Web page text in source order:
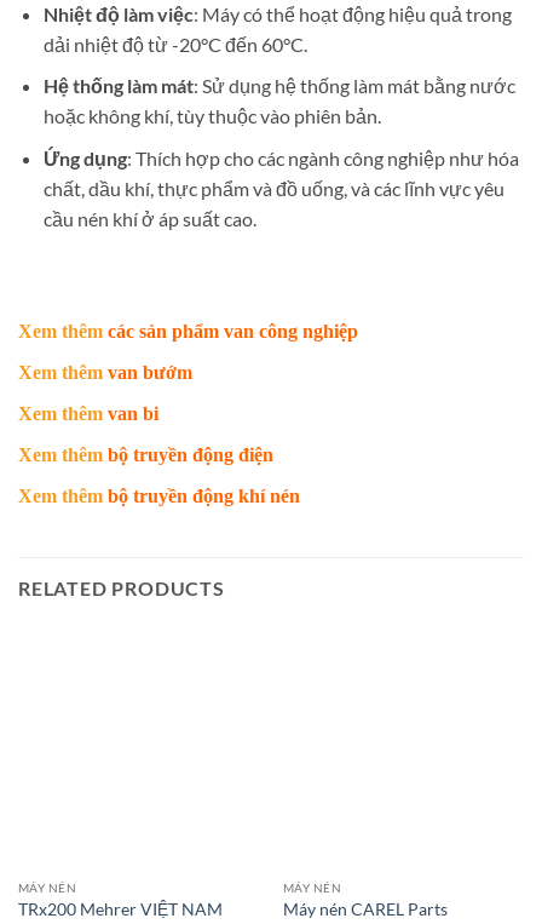
Nhiệt độ làm việc: Máy có thể hoạt động hiệu quả trong
dải nhiệt độ từ -20°C đến 60°C.
Hệ thống làm mát: Sử dụng hệ thống làm mát bằng nước
hoặc không khí, tùy thuộc vào phiên bản.
Ứng dụng: Thích hợp cho các ngành công nghiệp như hóa
chất, dầu khí, thực phẩm và đồ uống, và các lĩnh vực yêu
cầu nén khí ở áp suất cao.
Xem thêm các sản phẩm van công nghiệp
Xem thêm van bướm
Xem thêm van bi
Xem thêm bộ truyền động điện
Xem thêm bộ truyền động khí nén
RELATED PRODUCTS
MÁY NÉN
TRx200 Mehrer VIỆT NAM
MÁY NÉN
Máy nén CAREL Parts